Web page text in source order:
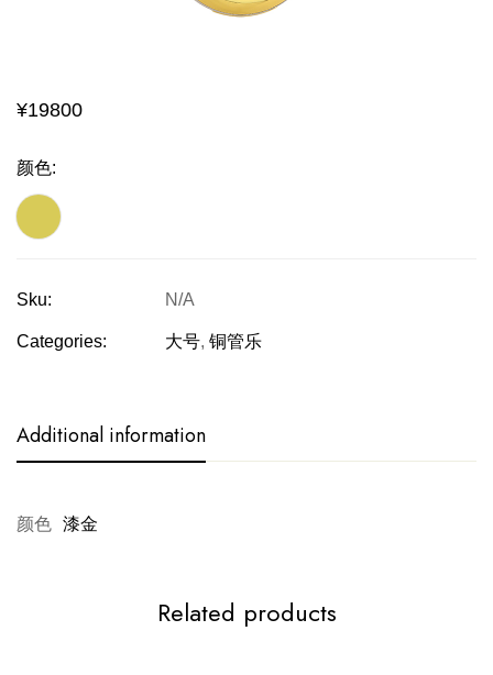
¥19800
颜色:
Sku: N/A
Categories: 大号, 铜管乐
Additional information
颜色 漆金
Related products